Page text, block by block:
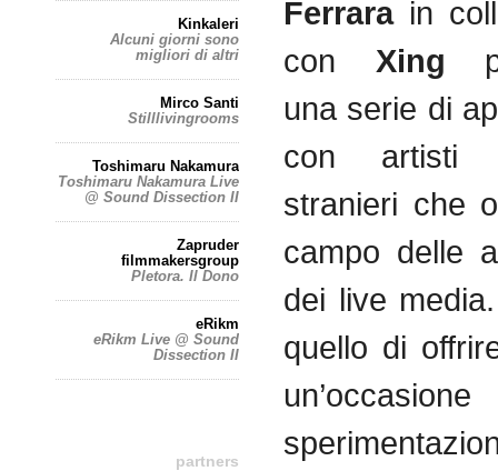
Kinkaleri
Alcuni giorni sono
migliori di altri
Mirco Santi
Stilllivingrooms
Toshimaru Nakamura
Toshimaru Nakamura Live
@ Sound Dissection II
Zapruder
filmmakersgroup
Pletora. Il Dono
eRikm
eRikm Live @ Sound
Dissection II
partners
Ferrara in
con Xing
una serie di
con artisti
stranieri che
campo delle
dei live
quello di